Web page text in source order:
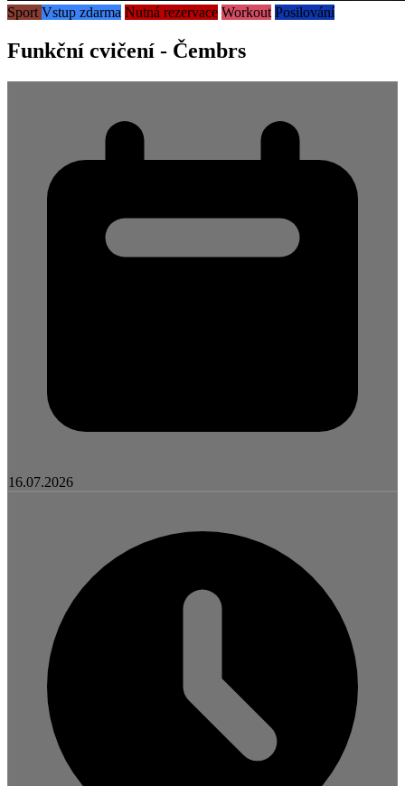
Sport Vstup zdarma Nutná rezervace Workout Posilování
Funkční cvičení - Čembrs
16.07.2026